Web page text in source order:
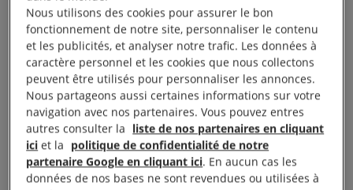
Mon espace
Connexion
Votre adresse email (obligatoire)
Nous utilisons des cookies pour assurer le bon
fonctionnement de notre site, personnaliser le contenu
et les publicités, et analyser notre trafic. Les données à
caractère personnel et les cookies que nous collectons
peuvent être utilisés pour personnaliser les annonces.
Nous partageons aussi certaines informations sur votre
navigation avec nos partenaires. Vous pouvez entres
autres consulter la liste de nos partenaires en cliquant
ici et la politique de confidentialité de notre
partenaire Google en cliquant ici. En aucun cas les
données de nos bases ne sont revendues ou utilisées à